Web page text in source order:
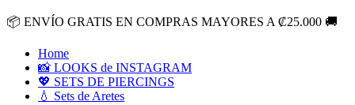
Ir
al
contenido
📦 ENVÍO GRATIS EN COMPRAS MAYORES A ₡25.000 🚚
Home
📸 LOOKS de INSTAGRAM
💖 SETS DE PIERCINGS
💧 Sets de Aretes